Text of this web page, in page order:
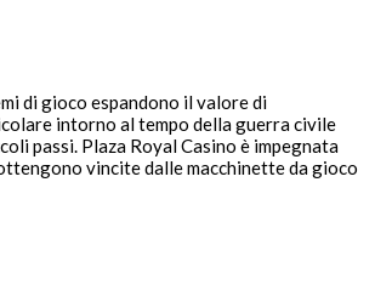
di gioco espandono il valore di
intorno al tempo della guerra civile
passi. Plaza Royal Casino è impegnata
vincite dalle macchinette da gioco